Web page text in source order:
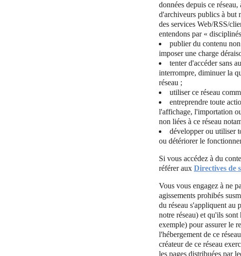
données depuis ce
d'archiveurs publics à but
des services Web/RSS/
entendons par «
publier du contenu
imposer une charge
tenter d'accéder sans
interrompre, diminuer la
réseau ;
utiliser ce réseau
entreprendre toute
l'affichage, l'importation
non liées à ce réseau
développer ou utiliser
ou détériorer le
Si vous accédez à du
référer aux Directives de
Vous vous engagez à ne
agissements prohibés
du réseau s'appliquent au
notre réseau) et qu'ils
exemple) pour assurer le
l'hébergement de ce
créateur de ce réseau
les pages distribuées par